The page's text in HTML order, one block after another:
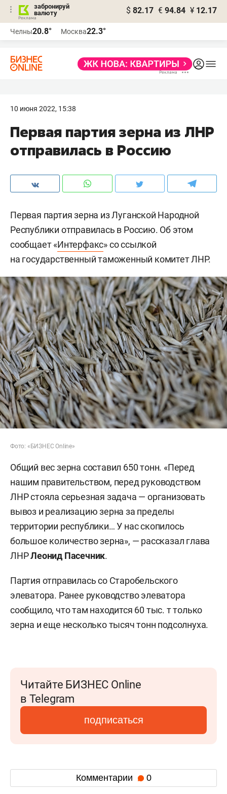
забронируй
валюту
$ 82.17 € 94.84 ¥ 12.17
Челны20.8° Москва22.3°
10 июня 2022, 15:38
Первая партия зерна из ЛНР
отправилась в Россию
Первая партия зерна из Луганской Народной
Республики отправилась в Россию. Об этом
сообщает «Интерфакс» со ссылкой
на государственный таможенный комитет ЛНР.
Фото: «БИЗНЕС Online»
Общий вес зерна составил 650 тонн. «Перед
нашим правительством, перед руководством
ЛНР стояла серьезная задача — организовать
вывоз и реализацию зерна за пределы
территории республики… У нас скопилось
большое количество зерна», — рассказал глава
ЛНРЛеонид Пасечник.
Партия отправилась со Старобельского
элеватора. Ранее руководство элеватора
сообщило, что там находится 60 тыс. т только
зерна и еще несколько тысяч тонн подсолнуха.
Читайте БИЗНЕС Online
в Telegram
подписаться
Комментарии 0